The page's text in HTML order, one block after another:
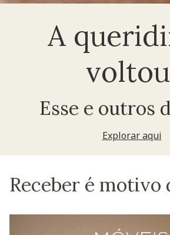
A
Esse e outros
Explorar aqui
Receber é motivo